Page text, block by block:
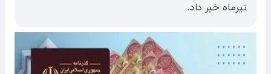
تیرماه خبر داد.